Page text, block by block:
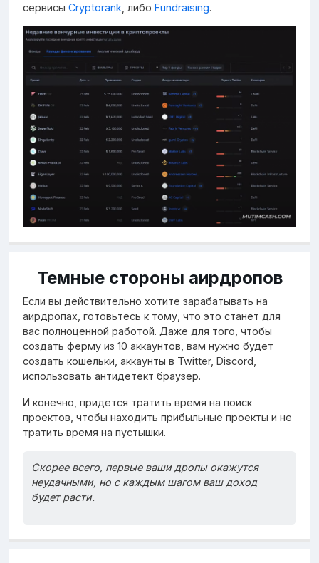
сервисы Cryptorank , либо Fundraising.
Темные стороны аирдропов
Если вы действительно хотите зарабатывать на
аирдропах, готовьтесь к тому, что это станет для
вас полноценной работой. Даже для того, чтобы
создать ферму из 10 аккаунтов, вам нужно будет
создать кошельки, аккаунты в Twitter, Discord,
использовать антидетект браузер.
И конечно, придется тратить время на поиск
проектов, чтобы находить прибыльные проекты и не
тратить время на пустышки.
Скорее всего, первые ваши дропы окажутся
неудачными, но с каждым шагом ваш доход
будет расти.